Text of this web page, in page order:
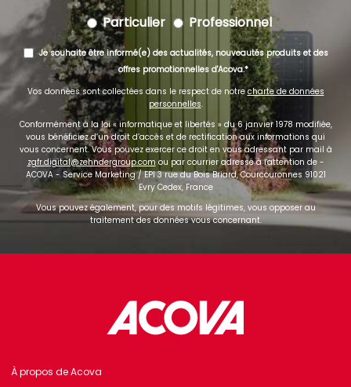
Particulier
Professionnel
Je souhaite être informé(e) des actualités, nouveautés produits et des
offres promotionnelles d'Acova.
Vos données sont collectées dans le respect de notre charte de données
personnelles.
Conformément à la loi « informatique et libertés » du 6 janvier 1978 modifiée,
vous bénéficiez d’un droit d’accès et de rectification aux informations qui
vous concernent. Vous pouvez exercer ce droit en vous adressant par mail à
zgfr.digital@zehndergroup.com ou par courrier adressé à l'attention de -
ACOVA - Service Marketing / EPI 3 rue du Bois Briard, Courcouronnes 91021
Evry Cedex, France
Vous pouvez également, pour des motifs légitimes, vous opposer au
traitement des données vous concernant.
À propos de Acova